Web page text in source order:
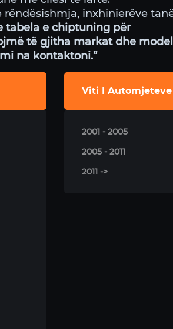
rëndësishmja, inxhinierëve
tabela e chiptuning për
të gjitha markat dhe
na kontaktoni.”
Viti I Automjeteve
2001 - 2005
2005 - 2011
2011 ->